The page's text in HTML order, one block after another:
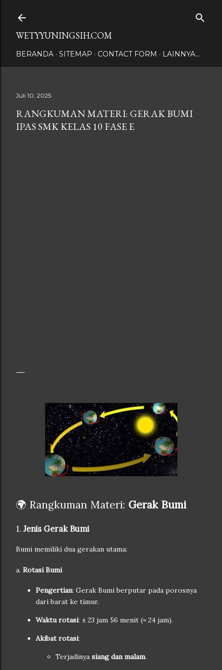
WETYYUNINGSIH.COM
BERANDA SITEMAP CONTACT FORM LAINNYA…
Juli 10, 2025
RANGKUMAN MATERI: GERAK BUMI
IPAS SMK KELAS 10 FASE E
🌍 Rangkuman Materi: Gerak Bumi
1. Jenis Gerak Bumi
Bumi memiliki dua gerakan utama:
a. Rotasi Bumi
Pengertian: Gerak Bumi berputar pada porosnya
dari barat ke timur.
Waktu rotasi: ± 23 jam 56 menit (≈ 24 jam).
Akibat rotasi:
Terjadinya siang dan malam.